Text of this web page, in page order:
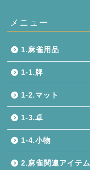
メニュー
1.麻雀用品
1-1.牌
1-2.マット
1-3.卓
1-4.小物
2.麻雀関連アイテム